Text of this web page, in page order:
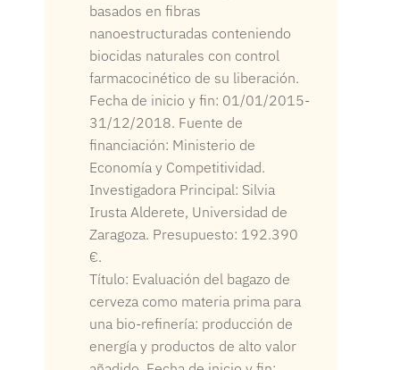
basados en fibras
nanoestructuradas conteniendo
biocidas naturales con control
farmacocinético de su liberación.
Fecha de inicio y fin: 01/01/2015-
31/12/2018. Fuente de
financiación: Ministerio de
Economía y Competitividad.
Investigadora Principal: Silvia
Irusta Alderete, Universidad de
Zaragoza. Presupuesto: 192.390
€.
Título: Evaluación del bagazo de
cerveza como materia prima para
una bio-refinería: producción de
energía y productos de alto valor